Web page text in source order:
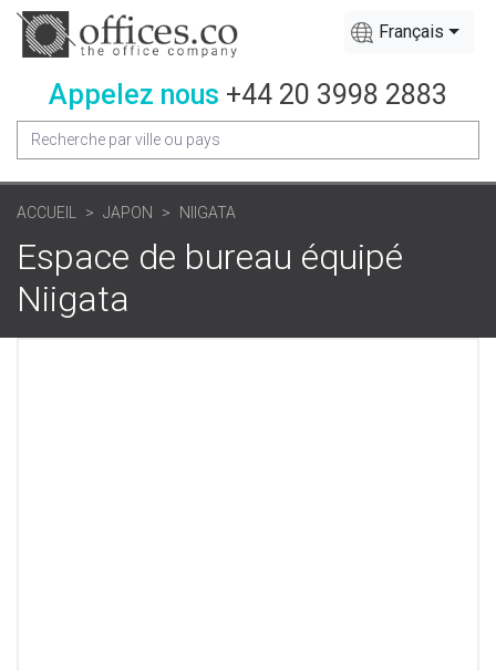
Français
Appelez nous +44 20 3998 2883
ACCUEIL JAPON NIIGATA
Espace de bureau équipé
Niigata